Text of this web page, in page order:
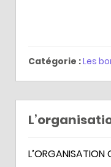
Catégorie :Les
L’ORGANISATION